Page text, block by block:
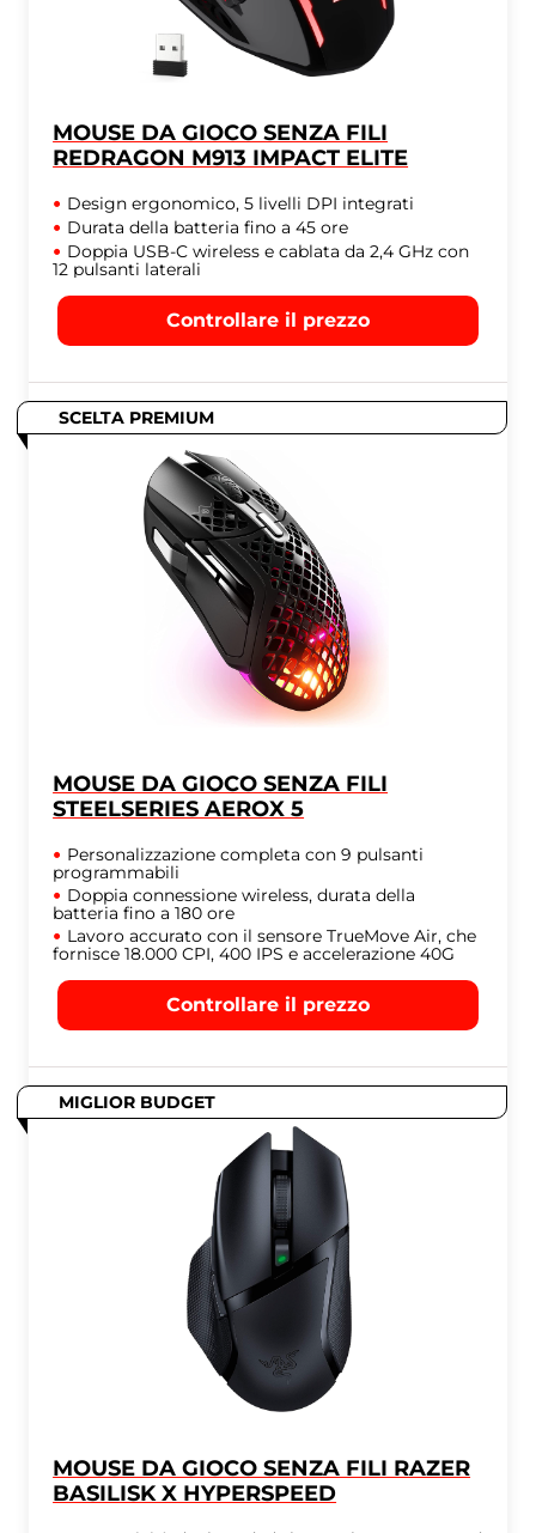
MOUSE DA GIOCO SENZA FILI
REDRAGON M913 IMPACT ELITE
Design ergonomico, 5 livelli DPI integrati
Durata della batteria fino a 45 ore
Doppia USB-C wireless e cablata da 2,4 GHz con
12 pulsanti laterali
Controllare il prezzo
SCELTA PREMIUM
MOUSE DA GIOCO SENZA FILI
STEELSERIES AEROX 5
Personalizzazione completa con 9 pulsanti
programmabili
Doppia connessione wireless, durata della
batteria fino a 180 ore
Lavoro accurato con il sensore TrueMove Air, che
fornisce 18.000 CPI, 400 IPS e accelerazione 40G
Controllare il prezzo
MIGLIOR BUDGET
MOUSE DA GIOCO SENZA FILI RAZER
BASILISK X HYPERSPEED